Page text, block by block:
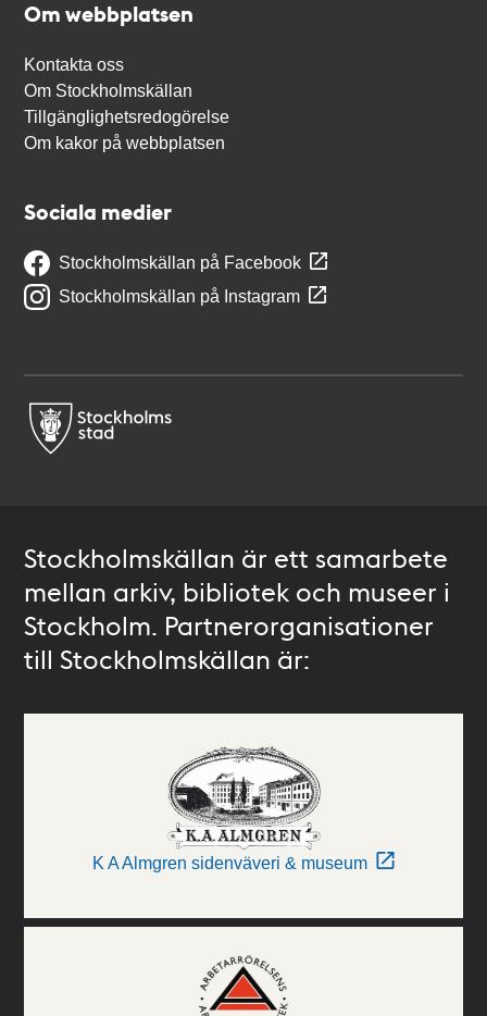
Om webbplatsen
Kontakta oss
Om Stockholmskällan
Tillgänglighetsredogörelse
Om kakor på webbplatsen
Sociala medier
Stockholmskällan på Facebook
Stockholmskällan på Instagram
Stockholmskällan är ett samarbete
mellan arkiv, bibliotek och museer i
Stockholm. Partnerorganisationer
till Stockholmskällan är:
K A Almgren sidenväveri & museum